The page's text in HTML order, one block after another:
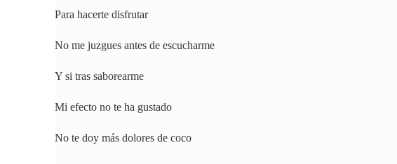
Para hacerte disfrutar
No me juzgues antes de escucharme
Y si tras saborearme
Mi efecto no te ha gustado
No te doy más dolores de coco